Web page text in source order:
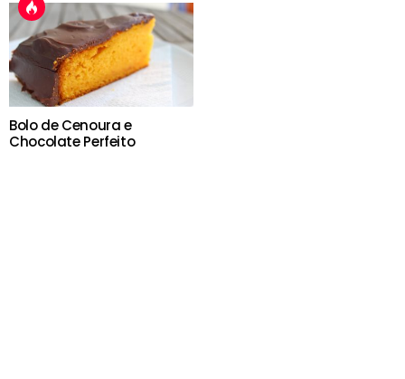
Bolo de Cenoura e
Chocolate Perfeito